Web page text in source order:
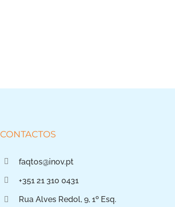
CONTACTOS
faqtos@inov.pt
+351 21 310 0431
Rua Alves Redol, 9, 1º Esq.